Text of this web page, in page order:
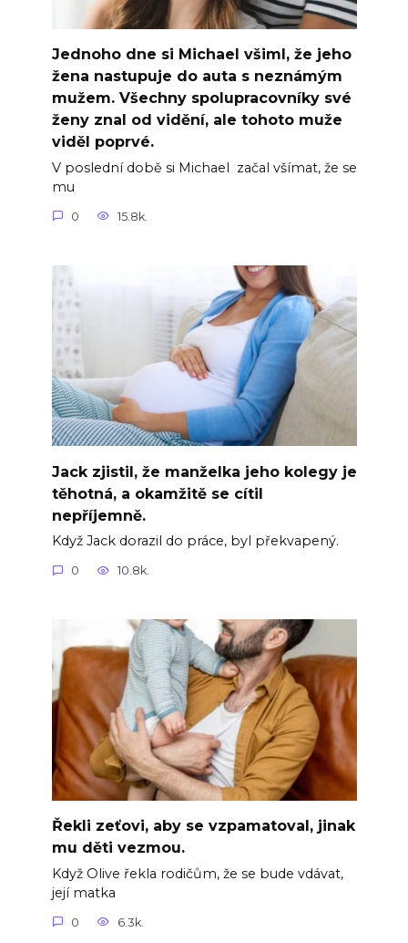
Jednoho dne si Michael všiml, že jeho
žena nastupuje do auta s neznámým
mužem. Všechny spolupracovníky své
ženy znal od vidění, ale tohoto muže
viděl poprvé.
V poslední době si Michael začal všímat, že se
mu
0 15.8k.
Jack zjistil, že manželka jeho kolegy je
těhotná, a okamžitě se cítil
nepříjemně.
Když Jack dorazil do práce, byl překvapený.
0 10.8k.
Řekli zeťovi, aby se vzpamatoval, jinak
mu děti vezmou.
Když Olive řekla rodičům, že se bude vdávat,
její matka
0 6.3k.